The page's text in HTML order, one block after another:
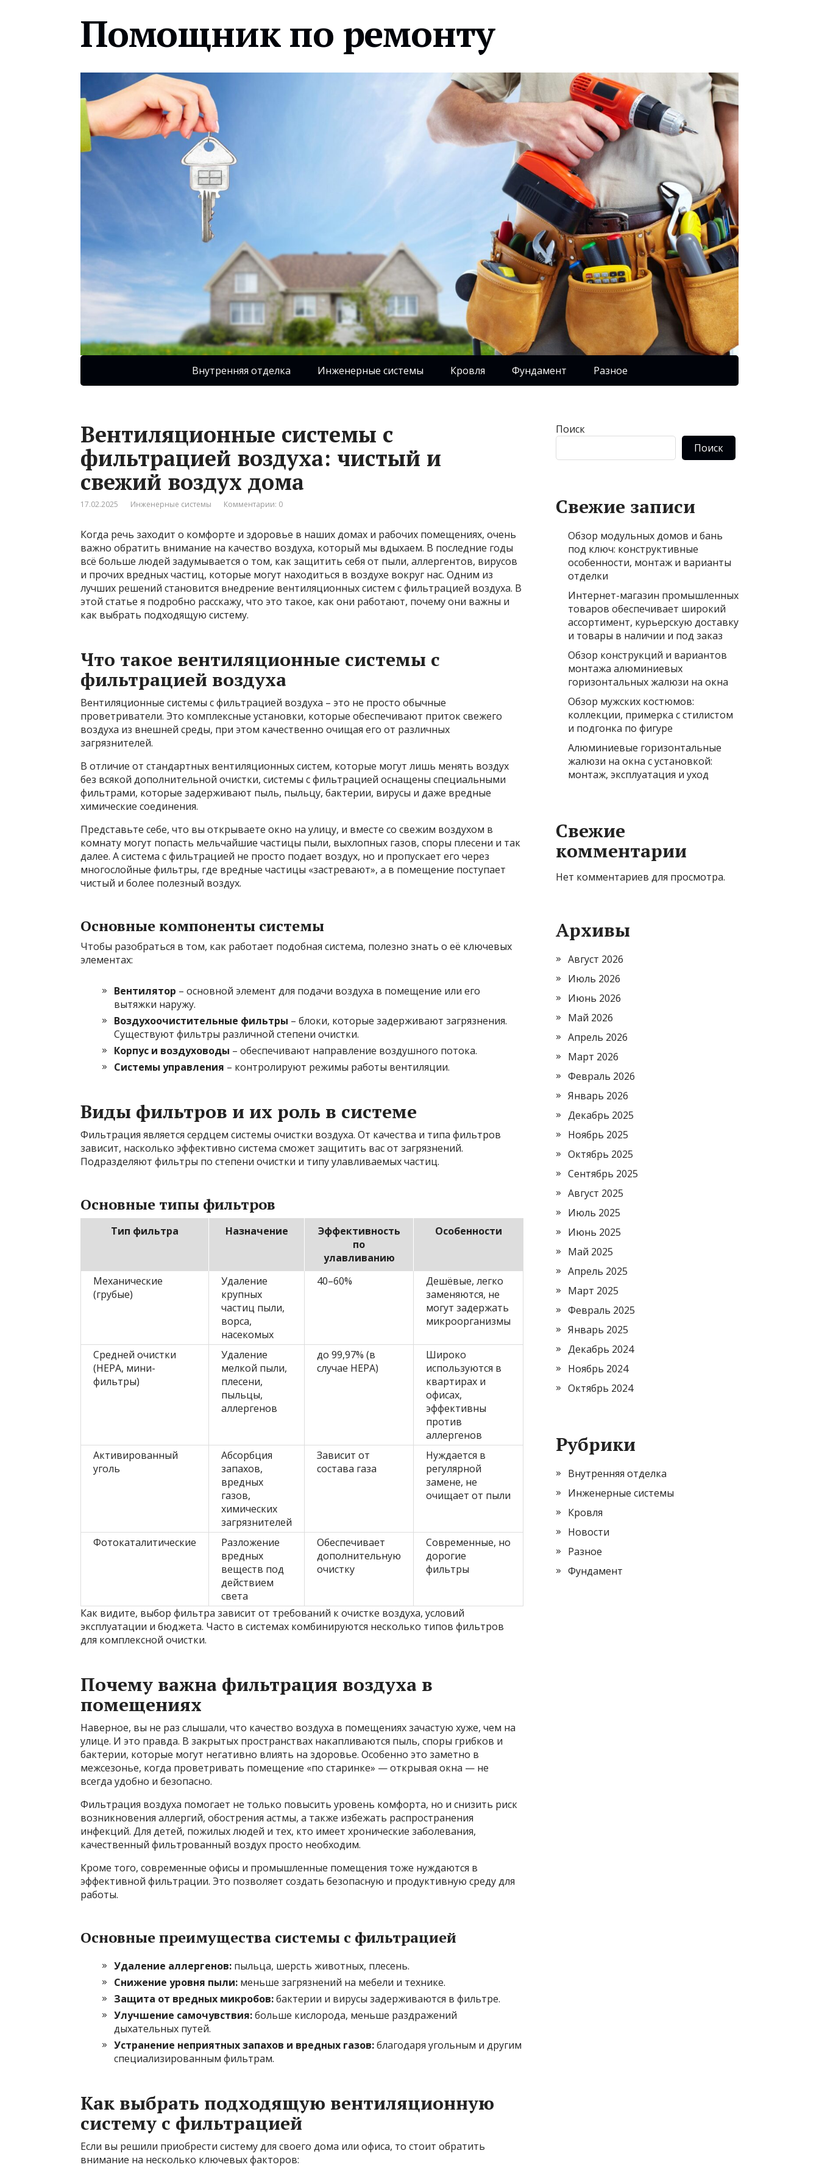
Помощник по ремонту
Внутренняя отделка Инженерные системы Кровля Фундамент Разное
Вентиляционные системы с
фильтрацией воздуха: чистый и
свежий воздух дома
17.02.2025 Инженерные системы Комментарии: 0
Когда речь заходит о комфорте и здоровье в наших домах и рабочих помещениях, очень
важно обратить внимание на качество воздуха, который мы вдыхаем. В последние годы
всё больше людей задумывается о том, как защитить себя от пыли, аллергентов, вирусов
и прочих вредных частиц, которые могут находиться в воздухе вокруг нас. Одним из
лучших решений становится внедрение вентиляционных систем с фильтрацией воздуха. В
этой статье я подробно расскажу, что это такое, как они работают, почему они важны и
как выбрать подходящую систему.
Что такое вентиляционные системы с
фильтрацией воздуха
Вентиляционные системы с фильтрацией воздуха – это не просто обычные
проветриватели. Это комплексные установки, которые обеспечивают приток свежего
воздуха из внешней среды, при этом качественно очищая его от различных
загрязнителей.
В отличие от стандартных вентиляционных систем, которые могут лишь менять воздух
без всякой дополнительной очистки, системы с фильтрацией оснащены специальными
фильтрами, которые задерживают пыль, пыльцу, бактерии, вирусы и даже вредные
химические соединения.
Представьте себе, что вы открываете окно на улицу, и вместе со свежим воздухом в
комнату могут попасть мельчайшие частицы пыли, выхлопных газов, споры плесени и так
далее. А система с фильтрацией не просто подает воздух, но и пропускает его через
многослойные фильтры, где вредные частицы «застревают», а в помещение поступает
чистый и более полезный воздух.
Основные компоненты системы
Чтобы разобраться в том, как работает подобная система, полезно знать о её ключевых
элементах:
Вентилятор – основной элемент для подачи воздуха в помещение или его
вытяжки наружу.
Воздухоочистительные фильтры – блоки, которые задерживают загрязнения.
Существуют фильтры различной степени очистки.
Корпус и воздуховоды – обеспечивают направление воздушного потока.
Системы управления – контролируют режимы работы вентиляции.
Виды фильтров и их роль в системе
Фильтрация является сердцем системы очистки воздуха. От качества и типа фильтров
зависит, насколько эффективно система сможет защитить вас от загрязнений.
Подразделяют фильтры по степени очистки и типу улавливаемых частиц.
Основные типы фильтров
Тип фильтра Назначение
Эффективность
по
улавливанию
Особенности
Механические
(грубые)
Удаление
крупных
частиц пыли,
ворса,
насекомых
40–60%
Дешёвые, легко
заменяются, не
могут задержать
микроорганизмы
Средней очистки
(HEPA, мини-
фильтры)
Удаление
мелкой пыли,
плесени,
пыльцы,
аллергенов
до 99,97% (в
случае HEPA)
Широко
используются в
квартирах и
офисах,
эффективны
против
аллергенов
Активированный
уголь
Абсорбция
запахов,
вредных
газов,
химических
загрязнителей
Зависит от
состава газа
Нуждается в
регулярной
замене, не
очищает от пыли
Фотокаталитические
Разложение
вредных
веществ под
действием
света
Обеспечивает
дополнительную
очистку
Современные, но
дорогие
фильтры
Как видите, выбор фильтра зависит от требований к очистке воздуха, условий
эксплуатации и бюджета. Часто в системах комбинируются несколько типов фильтров
для комплексной очистки.
Почему важна фильтрация воздуха в
помещениях
Наверное, вы не раз слышали, что качество воздуха в помещениях зачастую хуже, чем на
улице. И это правда. В закрытых пространствах накапливаются пыль, споры грибков и
бактерии, которые могут негативно влиять на здоровье. Особенно это заметно в
межсезонье, когда проветривать помещение «по старинке» — открывая окна — не
всегда удобно и безопасно.
Фильтрация воздуха помогает не только повысить уровень комфорта, но и снизить риск
возникновения аллергий, обострения астмы, а также избежать распространения
инфекций. Для детей, пожилых людей и тех, кто имеет хронические заболевания,
качественный фильтрованный воздух просто необходим.
Кроме того, современные офисы и промышленные помещения тоже нуждаются в
эффективной фильтрации. Это позволяет создать безопасную и продуктивную среду для
работы.
Основные преимущества системы с фильтрацией
Удаление аллергенов: пыльца, шерсть животных, плесень.
Снижение уровня пыли: меньше загрязнений на мебели и технике.
Защита от вредных микробов:бактерии и вирусы задерживаются в фильтре.
Улучшение самочувствия:больше кислорода, меньше раздражений
дыхательных путей.
Устранение неприятных запахов и вредных газов:благодаря угольным и другим
специализированным фильтрам.
Как выбрать подходящую вентиляционную
систему с фильтрацией
Если вы решили приобрести систему для своего дома или офиса, то стоит обратить
внимание на несколько ключевых факторов:
Поиск
Поиск
Свежие записи
Обзор модульных домов и бань
под ключ: конструктивные
особенности, монтаж и варианты
отделки
Интернет-магазин промышленных
товаров обеспечивает широкий
ассортимент, курьерскую доставку
и товары в наличии и под заказ
Обзор конструкций и вариантов
монтажа алюминиевых
горизонтальных жалюзи на окна
Обзор мужских костюмов:
коллекции, примерка с стилистом
и подгонка по фигуре
Алюминиевые горизонтальные
жалюзи на окна с установкой:
монтаж, эксплуатация и уход
Свежие
комментарии
Нет комментариев для просмотра.
Архивы
Август 2026
Июль 2026
Июнь 2026
Май 2026
Апрель 2026
Март 2026
Февраль 2026
Январь 2026
Декабрь 2025
Ноябрь 2025
Октябрь 2025
Сентябрь 2025
Август 2025
Июль 2025
Июнь 2025
Май 2025
Апрель 2025
Март 2025
Февраль 2025
Январь 2025
Декабрь 2024
Ноябрь 2024
Октябрь 2024
Рубрики
Внутренняя отделка
Инженерные системы
Кровля
Новости
Разное
Фундамент